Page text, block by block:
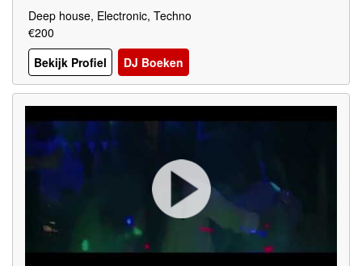
Deep house, Electronic, Techno
€200
Bekijk Profiel
DJ Boeken